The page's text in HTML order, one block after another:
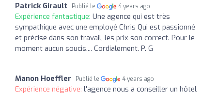
Patrick Girault Publié le 4 years ago
Expérience fantastique: Une agence qui est très
sympathique avec une employé Chris Qui est passionné
et précise dans son travail, les prix son correct. Pour le
moment aucun soucis.... Cordialement. P. G
Manon Hoeffler Publié le 4 years ago
Expérience négative: l'agence nous a conseiller un hôtel